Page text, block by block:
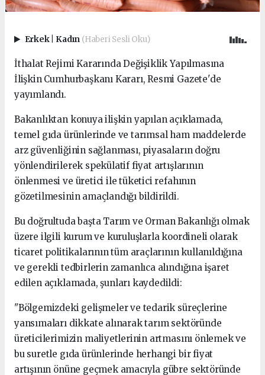
Erkek Kadın (Haberi Sesli Oku)
İthalat Rejimi Kararında Değişiklik Yapılmasına
İlişkin Cumhurbaşkanı Kararı, Resmi Gazete'de
yayımlandı.
Bakanlıktan konuya ilişkin yapılan açıklamada,
temel gıda ürünlerinde ve tarımsal ham maddelerde
arz güvenliğinin sağlanması, piyasaların doğru
yönlendirilerek spekülatif fiyat artışlarının
önlenmesi ve üretici ile tüketici refahının
gözetilmesinin amaçlandığı bildirildi.
Bu doğrultuda başta Tarım ve Orman Bakanlığı olmak
üzere ilgili kurum ve kuruluşlarla koordineli olarak
ticaret politikalarının tüm araçlarının kullanıldığına
ve gerekli tedbirlerin zamanlıca alındığına işaret
edilen açıklamada, şunları kaydedildi:
"Bölgemizdeki gelişmeler ve tedarik süreçlerine
yansımaları dikkate alınarak tarım sektöründe
üreticilerimizin maliyetlerinin artmasını önlemek ve
bu suretle gıda ürünlerinde herhangi bir fiyat
artışının önüne geçmek amacıyla gübre sektöründe